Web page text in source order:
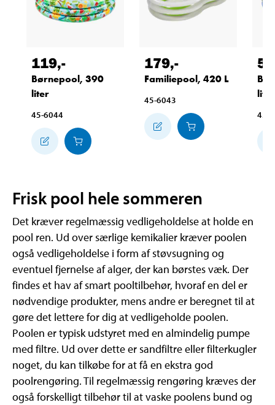
119,-
Børnepool, 390
liter
45-6044
179,-
Familiepool, 420 L
45-6043
59
liter
45-
Frisk pool hele sommeren
Det kræver regelmæssig vedligeholdelse at holde en
pool ren. Ud over særlige kemikalier kræver poolen
også vedligeholdelse i form af støvsugning og
eventuel fjernelse af alger, der kan børstes væk. Der
findes et hav af smart pooltilbehør, hvoraf en del er
nødvendige produkter, mens andre er beregnet til at
gøre det lettere for dig at vedligeholde poolen.
Poolen er typisk udstyret med en almindelig pumpe
med filtre. Ud over dette er sandfiltre eller filterkugler
noget, du kan tilkøbe for at få en ekstra god
poolrengøring. Til regelmæssig rengøring kræves der
også forskelligt tilbehør til at vaske poolens bund og